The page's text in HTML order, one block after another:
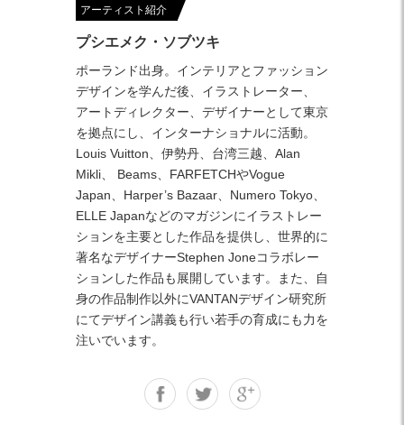
アーティスト紹介
プシエメク・ソブツキ
ポーランド出身。インテリアとファッション
デザインを学んだ後、イラストレーター、
アートディレクター、デザイナーとして東京
を拠点にし、インターナショナルに活動。
Louis Vuitton、伊勢丹、台湾三越、Alan
Mikli、 Beams、FARFETCHやVogue
Japan、Harper’s Bazaar、Numero Tokyo、
ELLE Japanなどのマガジンにイラストレー
ションを主要とした作品を提供し、世界的に
著名なデザイナーStephen Joneコラボレー
ションした作品も展開しています。また、自
身の作品制作以外にVANTANデザイン研究所
にてデザイン講義も行い若手の育成にも力を
注いでいます。